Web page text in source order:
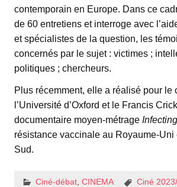
contemporain en Europe. Dans ce
de 60 entretiens et interroge avec
et spécialistes de la question, les
concernés par le sujet : victimes ;
politiques ; chercheurs.
Plus récemment, elle a réalisé pour le
l’Université d’Oxford et le Francis
documentaire moyen-métrage
résistance vaccinale au Royaume-Uni
Sud.
Ciné-débat, CINEMA Ciné